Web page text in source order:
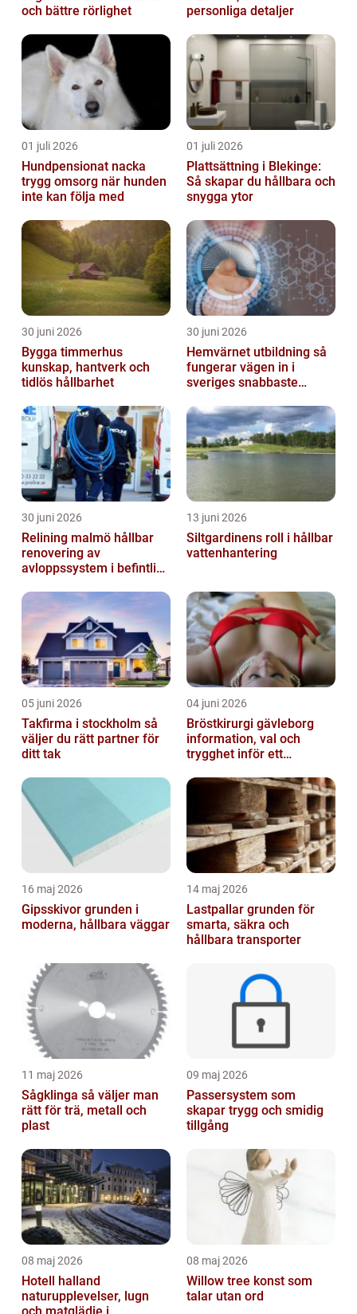
och bättre rörlighet
personliga detaljer
01 juli 2026
Hundpensionat nacka
trygg omsorg när hunden
inte kan följa med
01 juli 2026
Plattsättning i Blekinge:
Så skapar du hållbara och
snygga ytor
30 juni 2026
Bygga timmerhus
kunskap, hantverk och
tidlös hållbarhet
30 juni 2026
Hemvärnet utbildning så
fungerar vägen in i
sveriges snabbaste
30 juni 2026
Relining malmö hållbar
renovering av
avloppssystem i befintliga
13 juni 2026
Siltgardinens roll i hållbar
vattenhantering
05 juni 2026
Takfirma i stockholm så
väljer du rätt partner för
ditt tak
04 juni 2026
Bröstkirurgi gävleborg
information, val och
trygghet inför ett
16 maj 2026
Gipsskivor grunden i
moderna, hållbara väggar
14 maj 2026
Lastpallar grunden för
smarta, säkra och
hållbara transporter
11 maj 2026
Sågklinga så väljer man
rätt för trä, metall och
plast
09 maj 2026
Passersystem som
skapar trygg och smidig
tillgång
08 maj 2026
Hotell halland
naturupplevelser, lugn
08 maj 2026
Willow tree konst som
talar utan ord